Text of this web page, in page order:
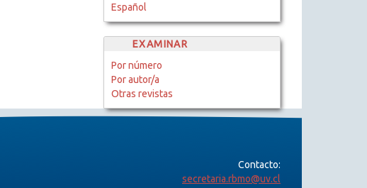
Español
EXAMINAR
Por número
Por autor/a
Otras revistas
Contacto:
secretaria.rbmo@uv.cl